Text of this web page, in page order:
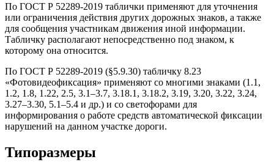
По ГОСТ Р 52289-2019 таблички применяют для уточнения
или ограничения действия других дорожных знаков, а также
для сообщения участникам движения иной информации.
Табличку располагают непосредственно под знаком, к
которому она относится.
По ГОСТ Р 52289-2019 (§5.9.30) табличку 8.23
«Фотовидеофиксация» применяют со многими знаками (1.1,
1.2, 1.8, 1.22, 2.5, 3.1–3.7, 3.18.1, 3.18.2, 3.19, 3.20, 3.22, 3.24,
3.27–3.30, 5.1–5.4 и др.) и со светофорами для
информирования о работе средств автоматической фиксации
нарушений на данном участке дороги.
Типоразмеры